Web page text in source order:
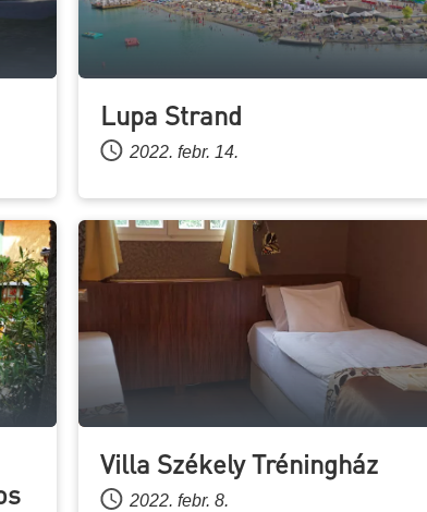
Lupa Strand
2022. febr. 14.
Villa Székely Tréningház
2022. febr. 8.